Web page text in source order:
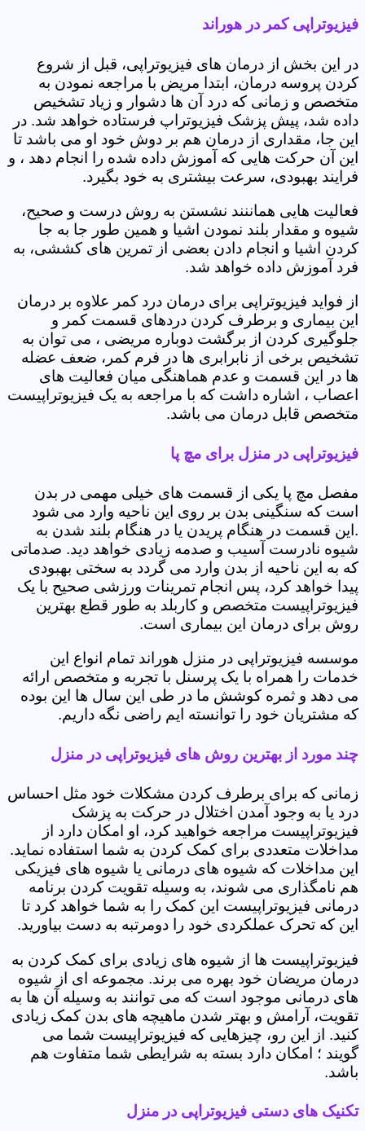
فیزیوتراپی کمر در هوراند
در این بخش از درمان های فیزیوتراپی، قبل از شروع
کردن پروسه درمان، ابتدا مریض با مراجعه نمودن به
متخصص و زمانی که درد آن ها دشوار و زیاد تشخیص
داده شد، پیش پزشک فیزیوتراپ فرستاده خواهد شد. در
این جا، مقداری از درمان هم بر دوش خود او می باشد تا
این آن حرکت هایی که آموزش داده شده را انجام دهد ، و
فرایند بهبودی، سرعت بیشتری به خود بگیرد.
فعالیت هایی هماننند نشستن به روش درست و صحیح،
شیوه و مقدار بلند نمودن اشیا و همین طور جا به جا
کردن اشیا و انجام دادن بعضی از تمرین های کششی، به
فرد آموزش داده خواهد شد.
از فواید فیزیوتراپی برای درمان درد کمر علاوه بر درمان
این بیماری و برطرف کردن دردهای قسمت کمر و
جلوگیری کردن از برگشت دوباره مریضی ، می توان به
تشخیص برخی از نابرابری ها در فرم کمر، ضعف عضله
ها در این قسمت و عدم هماهنگی میان فعالیت های
اعصاب ، اشاره داشت که با مراجعه به یک فیزیوتراپیست
متخصص قابل درمان می باشد.
فیزیوتراپی در منزل برای مچ پا
مفصل مچ پا یکی از قسمت های خیلی مهمی در بدن
است که سنگینی بدن بر روی این ناحیه وارد می شود
.این قسمت در هنگام پریدن یا در هنگام بلند شدن به
شیوه نادرست آسیب و صدمه زیادی خواهد دید. صدماتی
که به این ناحیه از بدن وارد می گردد به سختی بهبودی
پیدا خواهد کرد، پس انجام تمرینات ورزشی صحیح با یک
فیزیوتراپیست متخصص و کاربلد به طور قطع بهترین
روش برای درمان این بیماری است.
موسسه فیزیوتراپی در منزل هوراند تمام انواع این
خدمات را همراه با یک پرسنل با تجربه و متخصص ارائه
می دهد و ثمره کوشش ما در طی این سال ها این بوده
که مشتریان خود را توانسته ایم راضی نگه داریم.
چند مورد از بهترین روش های فیزیوتراپی در منزل
زمانی که برای برطرف کردن مشکلات خود مثل احساس
درد یا به وجود آمدن اختلال در حرکت به پزشک
فیزیوتراپیست مراجعه خواهید کرد، او امکان دارد از
مداخلات متعددی برای کمک کردن به شما استفاده نماید.
این مداخلات که شیوه های درمانی یا شیوه های فیزیکی
هم نامگذاری می شوند، به وسیله تقویت کردن برنامه
درمانی فیزیوتراپیست این کمک را به شما خواهد کرد تا
این که تحرک عملکردی خود را دومرتبه به دست بیاورید.
فیزیوتراپیست ها از شیوه های زیادی برای کمک کردن به
درمان مریضان خود بهره می برند. مجموعه ای از شیوه
های درمانی موجود است که می توانند به وسیله آن ها به
تقویت، آرامش و بهتر شدن ماهیچه های بدن کمک زیادی
کنید. از این رو، چیزهایی که فیزیوتراپیست شما می
گویند ؛ امکان دارد بسته به شرایطی شما متفاوت هم
باشد.
تکنیک های دستی فیزیوتراپی در منزل